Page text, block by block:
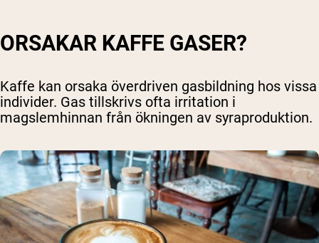
ORSAKAR KAFFE GASER?
Kaffe kan orsaka överdriven gasbildning hos vissa
individer. Gas tillskrivs ofta irritation i
magslemhinnan från ökningen av syraproduktion.